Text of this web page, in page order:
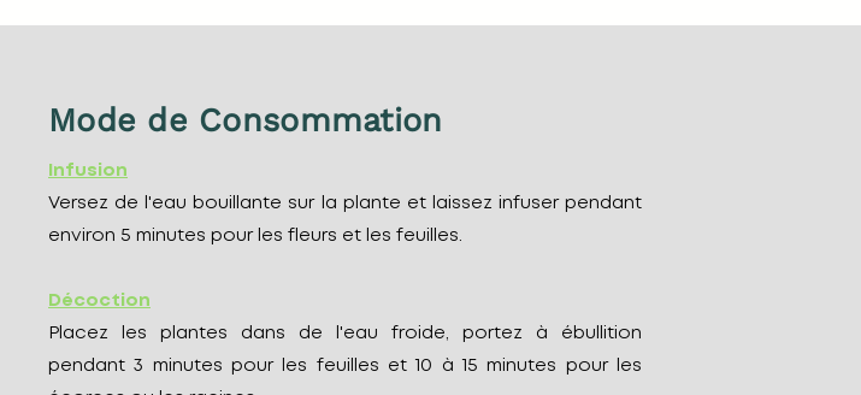
Mode de Consommation
Infusion
Versez de l'eau bouillante sur la plante et laissez infuser pendant
environ 5 minutes pour les fleurs et les feuilles.
Décoction
Placez les plantes dans de l'eau froide, portez à ébullition
pendant 3 minutes pour les feuilles et 10 à 15 minutes pour les